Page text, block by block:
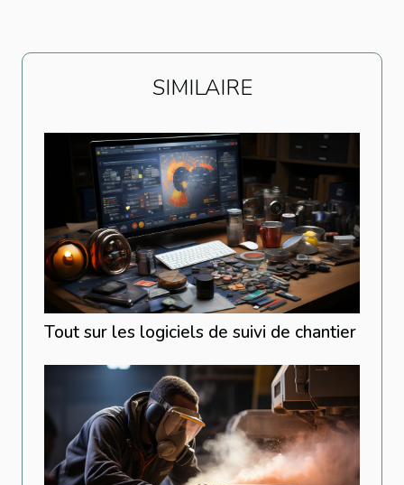
SIMILAIRE
Tout sur les logiciels de suivi de chantier